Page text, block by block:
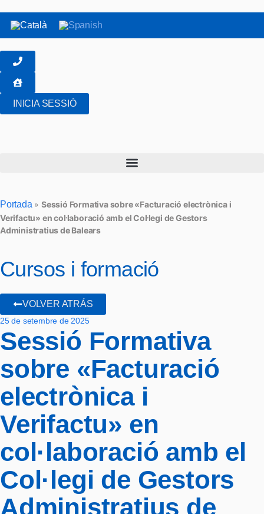
INICIA SESSIÓ
Portada »Sessió Formativa sobre «Facturació electrònica i
Verifactu» en col·laboració amb el Col·legi de Gestors
Administratius de Balears
Cursos i formació
VOLVER ATRÁS
25 de setembre de 2025
Sessió Formativa
sobre «Facturació
electrònica i
Verifactu» en
col·laboració amb el
Col·legi de Gestors
Administratius de